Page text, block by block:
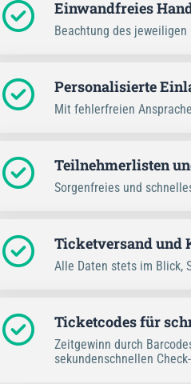
Einwandfreies
Beachtung des
Personalisierte
Mit fehlerfreien
Teilnehmerlisten
Sorgenfreies und
Ticketversand und
Alle Daten stets im Blick,
Ticketcodes für
Zeitgewinn durch
sekundenschnellen